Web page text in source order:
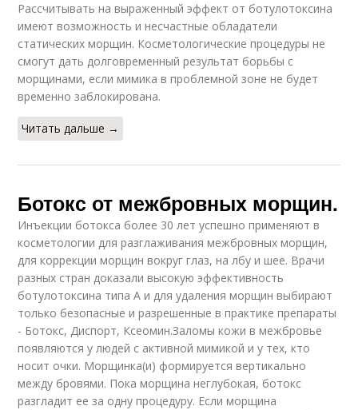
Рассчитывать на выраженный эффект от ботулотоксина
имеют возможность и несчастные обладатели
статических морщин. Косметологические процедуры не
смогут дать долговременный результат борьбы с
морщинами, если мимика в проблемной зоне не будет
временно заблокирована.
Читать дальше →
Ботокс от межбровных морщин.
Инъекции ботокса более 30 лет успешно применяют в
косметологии для разглаживания межбровных морщин,
для коррекции морщин вокруг глаз, на лбу и шее. Врачи
разных стран доказали высокую эффективность
ботулотоксина типа А и для удаления морщин выбирают
только безопасные и разрешенные в практике препараты
- Ботокс, Диспорт, Ксеомин.Заломы кожи в межбровье
появляются у людей с активной мимикой и у тех, кто
носит очки. Морщинка(и) формируется вертикально
между бровями. Пока морщина неглубокая, ботокс
разгладит ее за одну процедуру. Если морщина